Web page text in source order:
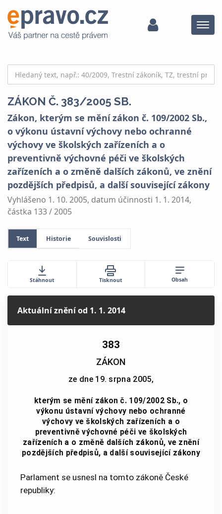
Menu
ZÁKON Č. 383/2005 SB.
Zákon, kterým se mění zákon č. 109/2002 Sb.,
o výkonu ústavní výchovy nebo ochranné
výchovy ve školských zařízeních a o
preventivně výchovné péči ve školských
zařízeních a o změně dalších zákonů, ve znění
pozdějších předpisů, a další související zákony
Vyhlášeno 1. 10. 2005, datum účinnosti 1. 1. 2014,
částka 133 / 2005
Text Historie Souvislosti
Stáhnout Tisknout Obsah
Aktuální zněníod 1. 1. 2014
383
ZÁKON
ze dne 19. srpna 2005,
kterým se mění zákon č. 109/2002 Sb., o
výkonu ústavní výchovy nebo ochranné
výchovy ve školských zařízeních a o
preventivně výchovné péči ve školských
zařízeních a o změně dalších zákonů, ve znění
pozdějších předpisů, a další související zákony
Parlament se usnesl na tomto zákoně České
republiky: